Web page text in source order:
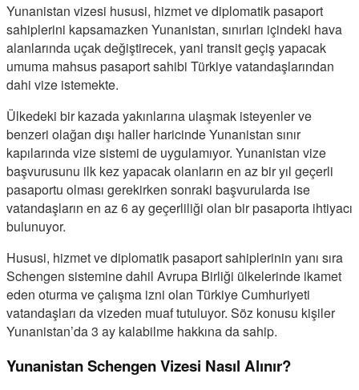
Yunanistan vizesi hususi, hizmet ve diplomatik pasaport
sahiplerini kapsamazken Yunanistan, sınırları içindeki hava
alanlarında uçak değiştirecek, yani transit geçiş yapacak
umuma mahsus pasaport sahibi Türkiye vatandaşlarından
dahi vize istemekte.
Ülkedeki bir kazada yakınlarına ulaşmak isteyenler ve
benzeri olağan dışı haller haricinde Yunanistan sınır
kapılarında vize sistemi de uygulamıyor. Yunanistan vize
başvurusunu ilk kez yapacak olanların en az bir yıl geçerli
pasaportu olması gerekirken sonraki başvurularda ise
vatandaşların en az 6 ay geçerliliği olan bir pasaporta ihtiyacı
bulunuyor.
Hususi, hizmet ve diplomatik pasaport sahiplerinin yanı sıra
Schengen sistemine dahil Avrupa Birliği ülkelerinde ikamet
eden oturma ve çalışma izni olan Türkiye Cumhuriyeti
vatandaşları da vizeden muaf tutuluyor. Söz konusu kişiler
Yunanistan’da 3 ay kalabilme hakkına da sahip.
Yunanistan Schengen Vizesi Nasıl Alınır?